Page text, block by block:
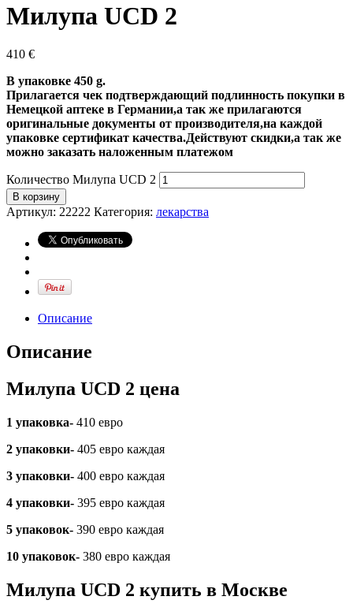
Милупа UCD 2
410 €
В упаковке 450 g.
Прилагается чек подтверждающий подлинность покупки в
Немецкой аптеке в Германии,а так же прилагаются
оригинальные документы от производителя,на каждой
упаковке сертификат качества.Действуют скидки,а так же
можно заказать наложенным платежом
Количество Милупа UCD 2
В корзину
Артикул: 22222 Категория: лекарства
Описание
Описание
Милупа UCD 2 цена
1 упаковка- 410 евро
2 упаковки- 405 евро каждая
3 упаковки- 400 евро каждая
4 упаковки- 395 евро каждая
5 упаковок- 390 евро каждая
10 упаковок- 380 евро каждая
Милупа UCD 2 купить в Москве